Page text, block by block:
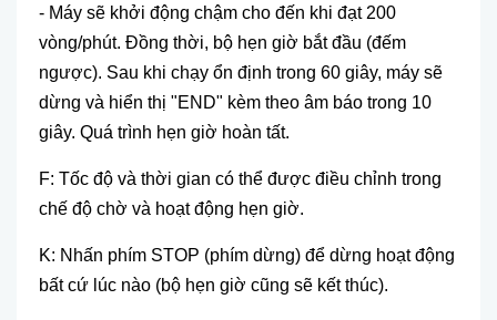
- Máy sẽ khởi động chậm cho đến khi đạt 200
vòng/phút. Đồng thời, bộ hẹn giờ bắt đầu (đếm
ngược). Sau khi chạy ổn định trong 60 giây, máy sẽ
dừng và hiển thị "END" kèm theo âm báo trong 10
giây. Quá trình hẹn giờ hoàn tất.
F: Tốc độ và thời gian có thể được điều chỉnh trong
chế độ chờ và hoạt động hẹn giờ.
K: Nhấn phím STOP (phím dừng) để dừng hoạt động
bất cứ l úc nào (bộ hẹn giờ cũng sẽ kết thúc).